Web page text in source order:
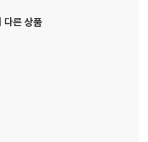
할까봐 두려워
정할 수가 없어
인정과 존중을 받고 싶어
는 거기에 어울리지 않아
의 코끼리: 나는 항상 뒤에 서 있어야 해
아무도 없어
다른 상품